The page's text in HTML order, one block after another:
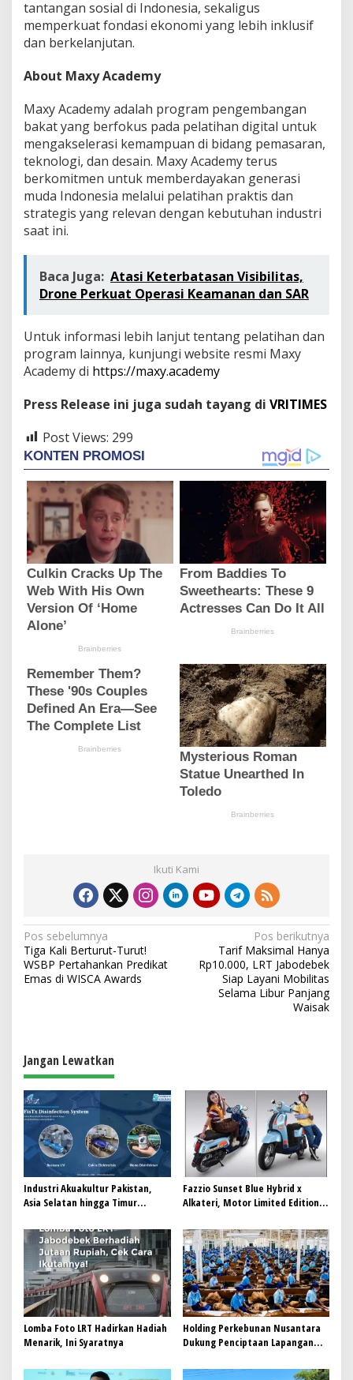
tantangan sosial di Indonesia, sekaligus
memperkuat fondasi ekonomi yang lebih inklusif
dan berkelanjutan.
About Maxy Academy
Maxy Academy adalah program pengembangan
bakat yang berfokus pada pelatihan digital untuk
mengakselerasi kemampuan di bidang pemasaran,
teknologi, dan desain. Maxy Academy terus
berkomitmen untuk memberdayakan generasi
muda Indonesia melalui pelatihan praktis dan
strategis yang relevan dengan kebutuhan industri
saat ini.
Baca Juga: Atasi Keterbatasan Visibilitas,
Drone Perkuat Operasi Keamanan dan SAR
Untuk informasi lebih lanjut tentang pelatihan dan
program lainnya, kunjungi website resmi Maxy
Academy di https://maxy.academy
Press Release ini juga sudah tayang di VRITIMES
Post Views: 299
Ikuti Kami
N
a
v
a
s
i
p
o
s
Pos sebelumnya
Tiga Kali Berturut-Turut!
WSBP Pertahankan Predikat
Emas di WISCA Awards
Pos berikutnya
Tarif Maksimal Hanya
Rp10.000, LRT Jabodebek
Siap Layani Mobilitas
Selama Libur Panjang
Waisak
Jangan Lewatkan
Industri Akuakultur Pakistan,
Asia Selatan hingga Timur
Terlengkap dari Indonesia
Fazzio Sunset Blue Hybrid x
Alkateri, Motor Limited Edition
Future Lo
Lomba Foto LRT Hadirkan Hadiah
Menarik, Ini Syaratnya
Holding Perkebunan Nusantara
Dukung Penciptaan Lapangan
Pekerja di Pabrik Tembakau